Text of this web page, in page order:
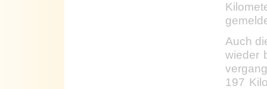
Auch
wieder
197